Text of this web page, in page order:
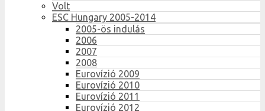
Volt
ESC Hungary 2005-2014
2005-ös indulás
2006
2007
2008
Eurovízió 2009
Eurovízió 2010
Eurovízió 2011
Eurovízió 2012